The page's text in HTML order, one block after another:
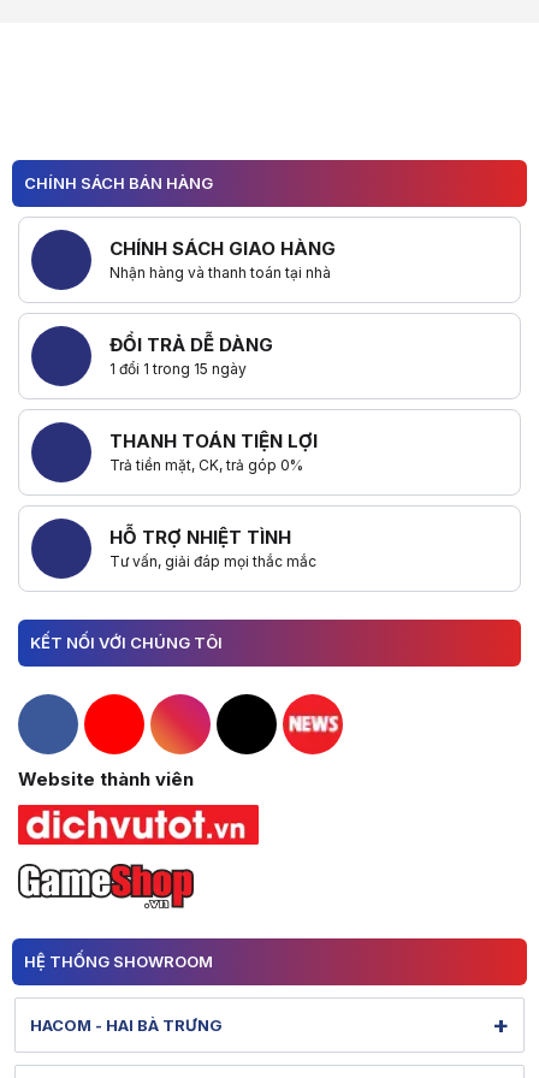
CHÍNH SÁCH BÁN HÀNG
CHÍNH SÁCH GIAO HÀNG
Nhận hàng và thanh toán tại nhà
ĐỔI TRẢ DỄ DÀNG
1 đổi 1 trong 15 ngày
THANH TOÁN TIỆN LỢI
Trả tiền mặt, CK, trả góp 0%
HỖ TRỢ NHIỆT TÌNH
Tư vấn, giải đáp mọi thắc mắc
KẾT NỐI VỚI CHÚNG TÔI
Hacom Facebook
Hacom YouTube
Hacom Instagram
Hacom TikTok
Website thành viên
HỆ THỐNG SHOWROOM
HACOM - HAI BÀ TRƯNG +